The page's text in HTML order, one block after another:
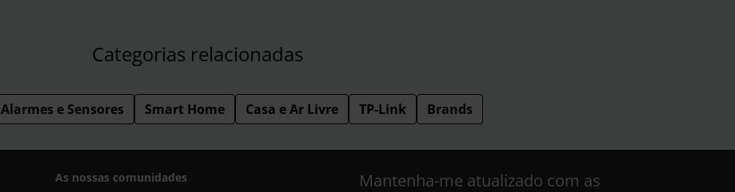
Categorias relacionadas
Alarmes e Sensores Smart Home Casa e Ar Livre TP-Link Brands
As nossas comunidades
Mantenha-me atualizado com as